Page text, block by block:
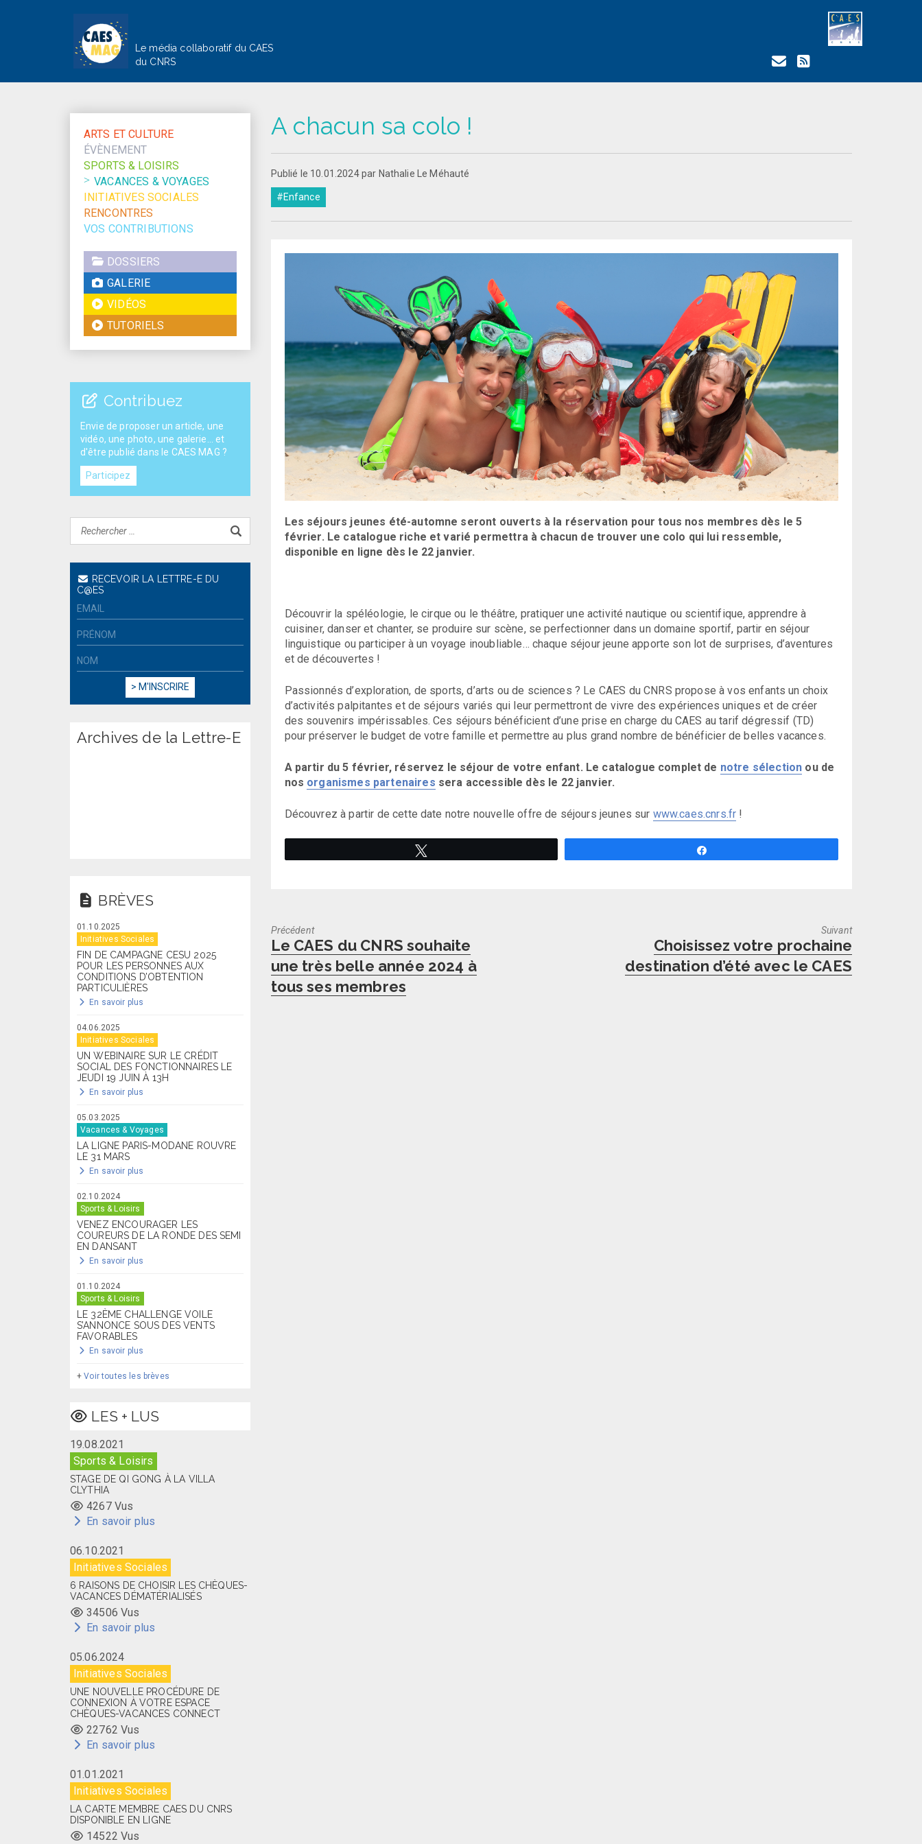
Le média collaboratif du CAES
du CNRS
A chacun sa colo !
Publié le 10.01.2024 par Nathalie Le Méhauté
#Enfance
Les séjours jeunes été-automne seront ouverts à la réservation pour tous nos membres dès le 5
février. Le catalogue riche et varié permettra à chacun de trouver une colo qui lui ressemble,
disponible en ligne dès le 22 janvier.
Découvrir la spéléologie, le cirque ou le théâtre, pratiquer une activité nautique ou scientifique, apprendre à
cuisiner, danser et chanter, se produire sur scène, se perfectionner dans un domaine sportif, partir en séjour
linguistique ou participer à un voyage inoubliable… chaque séjour jeune apporte son lot de surprises, d’aventures
et de découvertes !
Passionnés d’exploration, de sports, d’arts ou de sciences ? Le CAES du CNRS propose à vos enfants un choix
d’activités palpitantes et de séjours variés qui leur permettront de vivre des expériences uniques et de créer
des souvenirs impérissables. Ces séjours bénéficient d’une prise en charge du CAES au tarif dégressif (TD)
pour préserver le budget de votre famille et permettre au plus grand nombre de bénéficier de belles vacances.
A partir du 5 février, réservez le séjour de votre enfant. Le catalogue complet de notre sélection ou de
nos organismes partenaires sera accessible dès le 22 janvier.
Découvrez à partir de cette date notre nouvelle offre de séjours jeunes sur www.caes.cnrs.fr !
Précédent
Previous
post:
Le CAES du CNRS souhaite
une très belle année 2024 à
tous ses membres
Suivant
Next
post:
Choisissez votre prochaine
destination d’été avec le CAES
ARTS ET CULTURE
ÉVÈNEMENT
SPORTS & LOISIRS
VACANCES & VOYAGES
INITIATIVES SOCIALES
RENCONTRES
VOS CONTRIBUTIONS
DOSSIERS
GALERIE
VIDÉOS
TUTORIELS
Contribuez
Envie de proposer un article, une
vidéo, une photo, une galerie... et
d'être publié dans le CAES MAG ?
Participez
RECEVOIR LA LETTRE-E DU
C@ES
Archives de la Lettre-E
BRÈVES
01.10.2025
Initiatives Sociales
FIN DE CAMPAGNE CESU 2025
POUR LES PERSONNES AUX
CONDITIONS D’OBTENTION
PARTICULIÈRES
En savoir plus
04.06.2025
Initiatives Sociales
UN WEBINAIRE SUR LE CRÉDIT
SOCIAL DES FONCTIONNAIRES LE
JEUDI 19 JUIN À 13H
En savoir plus
05.03.2025
Vacances & Voyages
LA LIGNE PARIS-MODANE ROUVRE
LE 31 MARS
En savoir plus
02.10.2024
Sports & Loisirs
VENEZ ENCOURAGER LES
COUREURS DE LA RONDE DES SEMI
EN DANSANT
En savoir plus
01.10.2024
Sports & Loisirs
LE 32ÈME CHALLENGE VOILE
S’ANNONCE SOUS DES VENTS
FAVORABLES
En savoir plus
+Voir toutes les brèves
LES + LUS
19.08.2021
Sports & Loisirs
STAGE DE QI GONG À LA VILLA
CLYTHIA
4267 Vus
En savoir plus
06.10.2021
Initiatives Sociales
6 RAISONS DE CHOISIR LES CHÈQUES-
VACANCES DÉMATÉRIALISÉS
34506 Vus
En savoir plus
05.06.2024
Initiatives Sociales
UNE NOUVELLE PROCÉDURE DE
CONNEXION À VOTRE ESPACE
CHÈQUES-VACANCES CONNECT
22762 Vus
En savoir plus
01.01.2021
Initiatives Sociales
LA CARTE MEMBRE CAES DU CNRS
DISPONIBLE EN LIGNE
14522 Vus